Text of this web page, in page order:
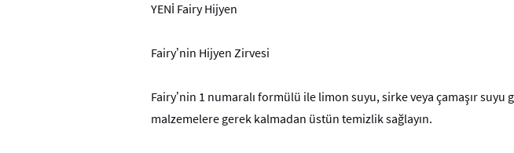
YENİ Fairy Hijyen
Fairy’nin Hijyen Zirvesi
Fairy’nin 1 numaralı formülü ile limon suyu, sirke veya çamaşır suyu
malzemelere gerek kalmadan üstün temizlik sağlayın.